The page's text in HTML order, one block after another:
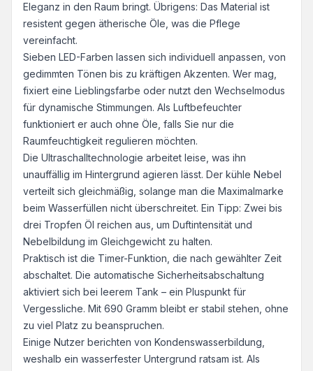
Eleganz in den Raum bringt. Übrigens: Das Material ist
resistent gegen ätherische Öle, was die Pflege
vereinfacht.
Sieben LED-Farben lassen sich individuell anpassen, von
gedimmten Tönen bis zu kräftigen Akzenten. Wer mag,
fixiert eine Lieblingsfarbe oder nutzt den Wechselmodus
für dynamische Stimmungen. Als Luftbefeuchter
funktioniert er auch ohne Öle, falls Sie nur die
Raumfeuchtigkeit regulieren möchten.
Die Ultraschalltechnologie arbeitet leise, was ihn
unauffällig im Hintergrund agieren lässt. Der kühle Nebel
verteilt sich gleichmäßig, solange man die Maximalmarke
beim Wasserfüllen nicht überschreitet. Ein Tipp: Zwei bis
drei Tropfen Öl reichen aus, um Duftintensität und
Nebelbildung im Gleichgewicht zu halten.
Praktisch ist die Timer-Funktion, die nach gewählter Zeit
abschaltet. Die automatische Sicherheitsabschaltung
aktiviert sich bei leerem Tank – ein Pluspunkt für
Vergessliche. Mit 690 Gramm bleibt er stabil stehen, ohne
zu viel Platz zu beanspruchen.
Einige Nutzer berichten von Kondenswasserbildung,
weshalb ein wasserfester Untergrund ratsam ist. Als